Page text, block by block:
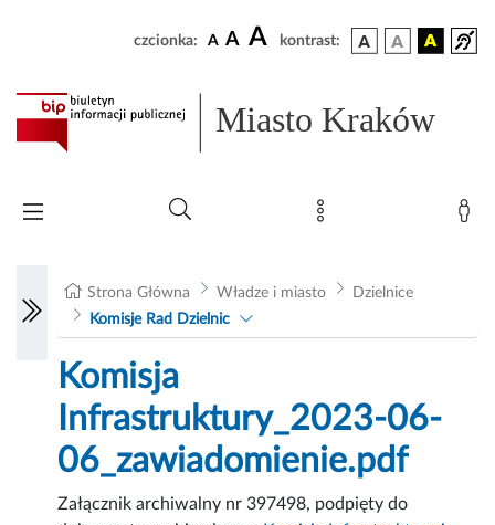
czcionka: A A A kontrast:
Miasto Kraków
Strona Główna Władze i miasto
Dzielnice
Komisje Rad Dzielnic
Komisja
Infrastruktury_2023-06-
06_zawiadomienie.pdf
Załącznik archiwalny nr 397498, podpięty do